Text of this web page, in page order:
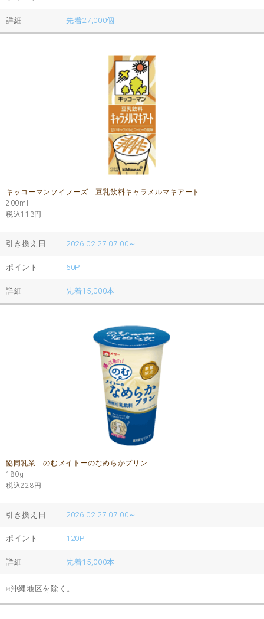
詳細 先着27,000個
キッコーマンソイフーズ 豆乳飲料キャラメルマキアート
200ml
税込113円
引き換え日 2026.02.27 07:00～
ポイント 60P
詳細 先着15,000本
協同乳業 のむメイトーのなめらかプリン
180g
税込228 円
引き換え日 2026.02.27 07:00～
ポイント 120P
詳細 先着15,000本
※沖縄地区を除く。